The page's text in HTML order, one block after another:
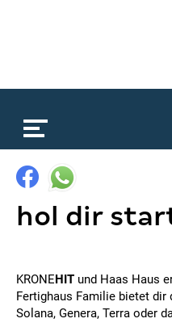
hol dir
KRONEHIT und Haas Haus
Fertighaus Familie bietet dir
Solana, Genera, Terra oder